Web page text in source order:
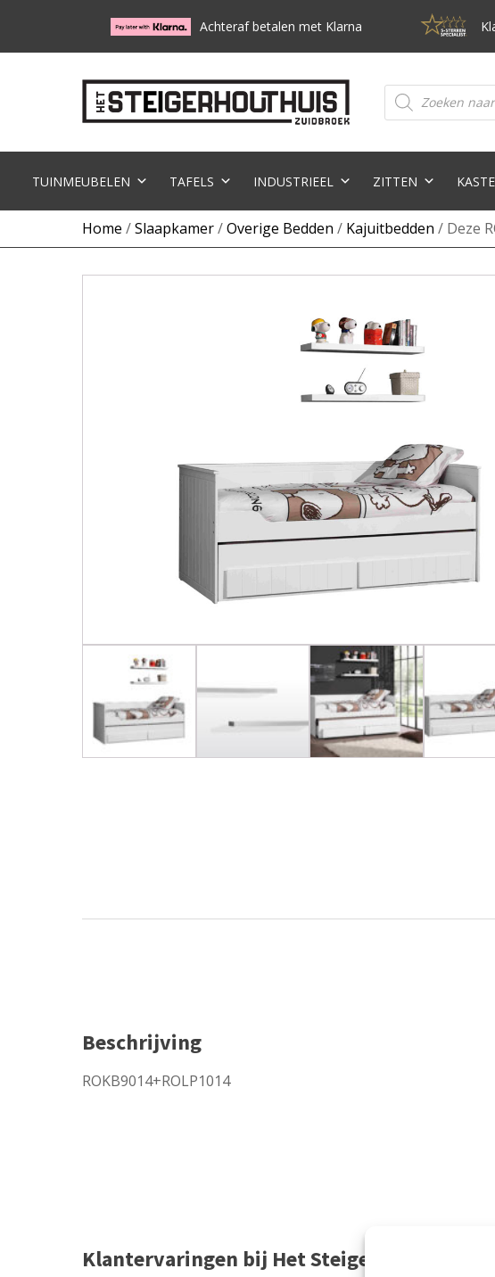
Achteraf betalen met Klarna
Producten
zoeken
TUINMEUBELEN TAFELS INDUSTRIEEL ZITTEN
Home /Slaapkamer/Overige Bedden / Kajuitbedden / Deze
Beschrijving
ROKB9014+ROLP1014
Klantervaringen bij Het Steigerhouthuis